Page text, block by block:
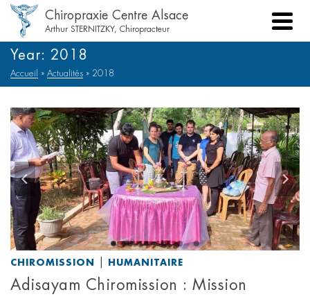
Chiropraxie Centre Alsace
Arthur STERNITZKY, Chiropracteur
Year: 2018
Accueil » Actualités » 2018
CHIROMISSION HUMANITAIRE
Adisayam Chiromission : Mission